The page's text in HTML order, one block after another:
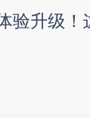
验升级